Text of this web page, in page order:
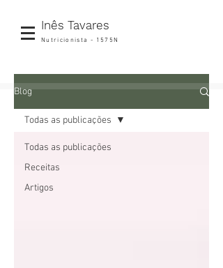
Inês Tavares
Nutricionista - 1575N
Blog
Todas as publicações
Receitas
Artigos
Todas as publicações